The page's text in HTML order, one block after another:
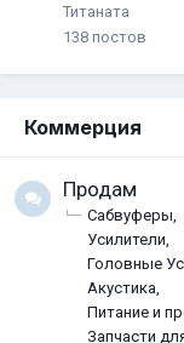
Титаната
138 постов
Коммерция
Продам
Сабвуферы
Усилители
Головные
Акустика
Питание и
Запчасти